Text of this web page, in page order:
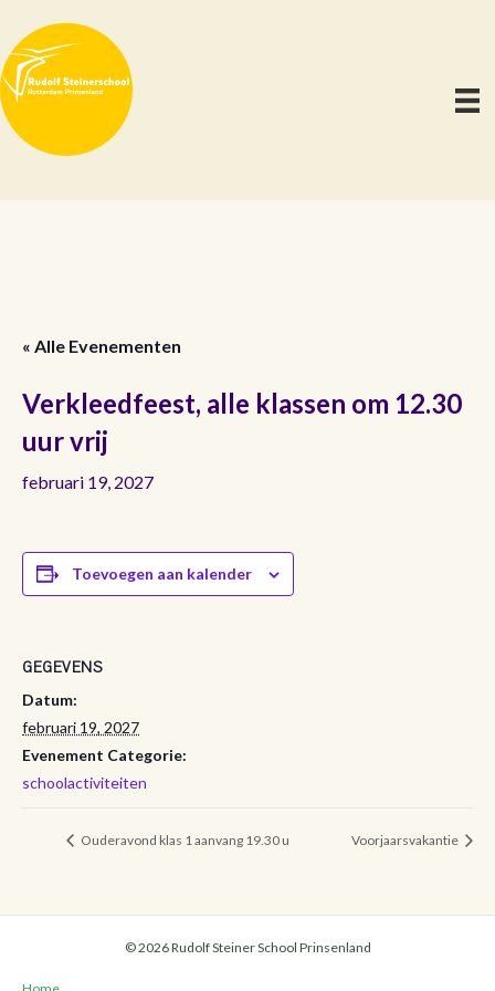
« Alle Evenementen
Verkleedfeest, alle klassen om 12.30
uur vrij
februari 19, 2027
Toevoegen aan kalender
GEGEVENS
Datum:
februari 19, 2027
Evenement Categorie:
schoolactiviteiten
Ouderavond klas 1 aanvang 19.30 u Voorjaarsvakantie
© 2026 Rudolf Steiner School Prinsenland